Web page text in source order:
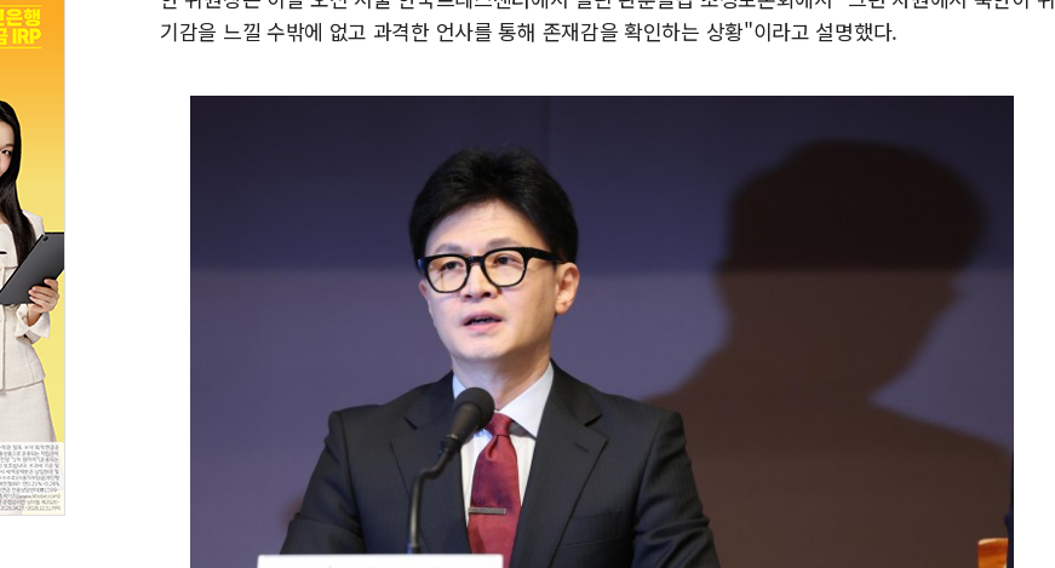
기감을 느낄 수밖에 없고 과격한 언사를 통해 존재감을 확인하는 상황"이라고 설명했다.